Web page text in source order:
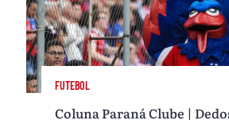
FUTEBOL
Coluna Paraná Clube |